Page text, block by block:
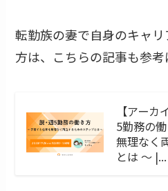
転勤族の妻で自身のキャ
方は、こちらの記事も参考
【アー
5勤務の
無理なく
とは 〜 |...